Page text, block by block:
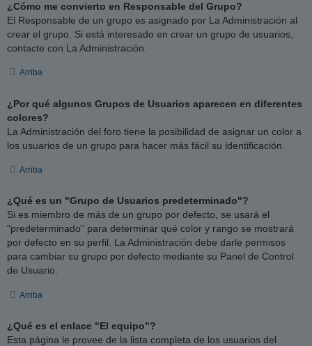
¿Cómo me convierto en Responsable del Grupo?
El Responsable de un grupo es asignado por La Administración al
crear el grupo. Si está interesado en crear un grupo de usuarios,
contacte con La Administración.
Arriba
¿Por qué algunos Grupos de Usuarios aparecen en diferentes
colores?
La Administración del foro tiene la posibilidad de asignar un color a
los usuarios de un grupo para hacer más fácil su identificación.
Arriba
¿Qué es un "Grupo de Usuarios predeterminado"?
Si es miembro de más de un grupo por defecto, se usará el
"predeterminado" para determinar qué color y rango se mostrará
por defecto en su perfil. La Administración debe darle permisos
para cambiar su grupo por defecto mediante su Panel de Control
de Usuario.
Arriba
¿Qué es el enlace "El equipo"?
Esta página le provee de la lista completa de los usuarios del